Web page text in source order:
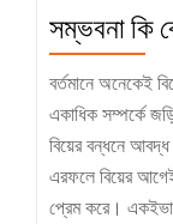
সম্ভবনা কি
বর্তমানে অনেকেই
একাধিক সম্পর্কে
বিয়ের বন্ধনে
এরফলে বিয়ের
প্রেম করে।